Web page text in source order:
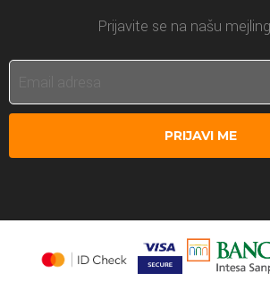
Prijavite se na našu
PRIJAVI ME